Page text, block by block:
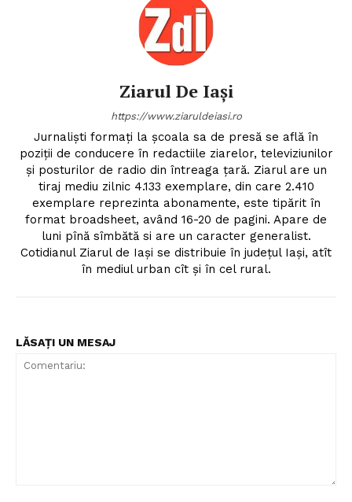
Ziarul De Iași
https://www.ziaruldeiasi.ro
Jurnalişti formaţi la şcoala sa de presă se află în
poziţii de conducere în redactiile ziarelor, televiziunilor
şi posturilor de radio din întreaga ţară. Ziarul are un
tiraj mediu zilnic 4.133 exemplare, din care 2.410
exemplare reprezinta abonamente, este tipărit în
format broadsheet, având 16-20 de pagini. Apare de
luni pînă sîmbătă si are un caracter generalist.
Cotidianul Ziarul de Iaşi se distribuie în judeţul Iaşi, atît
în mediul urban cît şi în cel rural.
LĂSAȚI UN MESAJ